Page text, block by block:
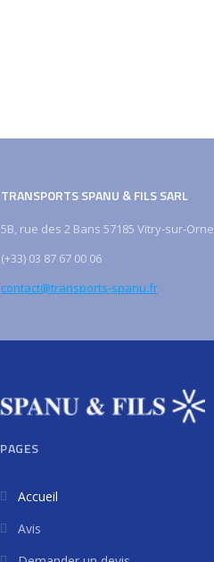
TRANSPORTS SPANU & FILS SARL
5B, rue des 2 Bans 57185 Vitry-sur-Orne
(+33) 03 87 67 00 06
contact@transports-spanu.fr
PAGES
Accueil
Avis